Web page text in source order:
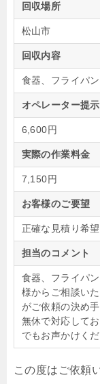
回収場所
松山市
回収内容
食器、フライパ
オペレーター提
6,600円
実際の作業料金
7,150円
お客様のご要望
正確な見積り希望
担当のコメント
食器、フライパ
様からご相談い
がご依頼の決め
無休で対応して
でもお声かけくだ
この度はご依頼